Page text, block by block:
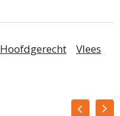
Hoofdgerecht
Vlees